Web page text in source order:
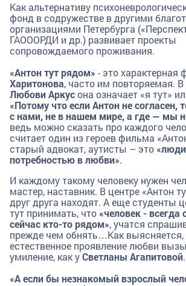
Как альтернативу
фонд в содружестве в другими
организациями Петербурга
ГАОООРДИ и др.) развивает проекты
сопровождаемого проживания.
«Антон тут рядом» - это характерная
Харитонова, часто им повторяемая. В
Любови Аркусона означает «я тут»
«Потому что если Антон не согласен,
с нами, не в нашем мире, а где — мы
ведь можно сказать про каждого
считает один из героев фильма
старый адвокат, аутисты – это
потребностью в любви».
И каждому такому человеку нужен
мастер, наставник. В центре «Антон
друг друга находят. А еще студенты
тут принимать, что «человек -
сейчас кто-то рядом», учатся
прежде чем обнять…Как выясняется,
естественное проявление любви
умиление, как уСветланы Агапитовой.
«А если бы незнакомый взрослый